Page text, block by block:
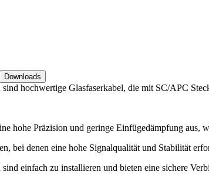
Downloads
hochwertige Glasfaserkabel, die mit SC/APC
hohe Präzision und geringe Einfügedämpfung aus,
bei denen eine hohe Signalqualität und Stabilität
einfach zu installieren und bieten eine sichere